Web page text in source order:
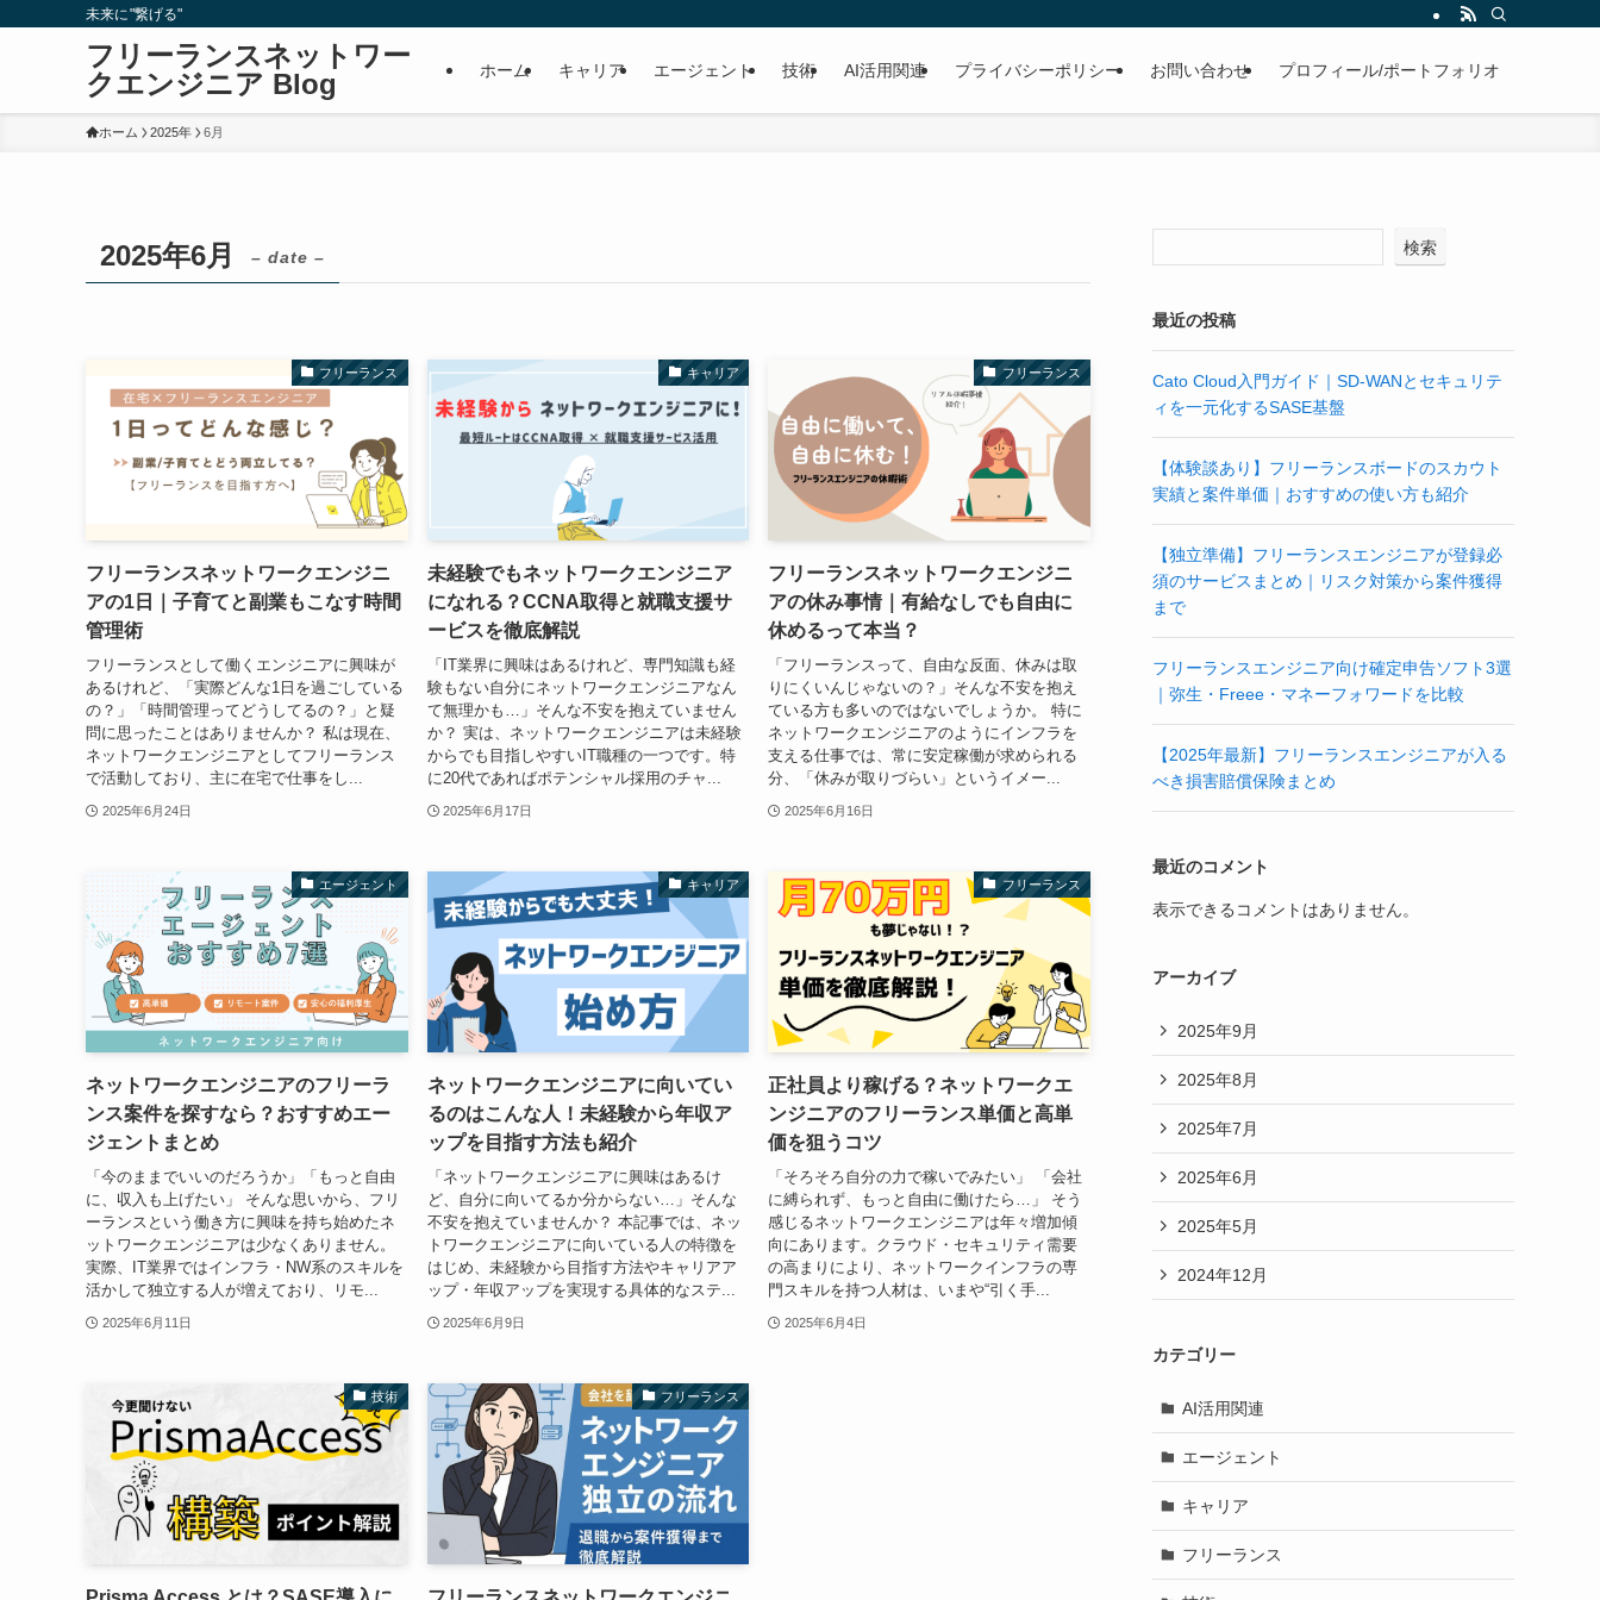
未来に"繋げる"
フリーランスネットワー
クエンジニア Blog
ホーム キャリア エージェント 技術 AI活用関連 プライバシーポリシー お問い合わせ プロフィール/ポートフォリオ
ホーム 2025年 6月
2025年6月 – date –
フリーランス
フリーランスネットワークエンジニ
アの1日｜子育てと副業もこなす時間
管理術
フリーランスとして働くエンジニアに興味が
あるけれど、「実際どんな1日を過ごしている
の？」「時間管理ってどうしてるの？」と疑
問に思ったことはありませんか？ 私は現在、
ネットワークエンジニアとしてフリーランス
で活動しており、主に在宅で仕事をし...
2025年6月24日
キャリア
未経験でもネットワークエンジニア
になれる？CCNA取得と就職支援サ
ービスを徹底解説
「IT業界に興味はあるけれど、専門知識も経
験もない自分にネットワークエンジニアなん
て無理かも…」そんな不安を抱えていません
か？ 実は、ネットワークエンジニアは未経験
からでも目指しやすいIT職種の一つです。特
に20代であればポテンシャル採用のチャ...
2025年6月17日
フリーランス
フリーランスネットワークエンジニ
アの休み事情｜有給なしでも自由に
休めるって本当？
「フリーランスって、自由な反面、休みは取
りにくいんじゃないの？」そんな不安を抱え
ている方も多いのではないでしょうか。 特に
ネットワークエンジニアのようにインフラを
支える仕事では、常に安定稼働が求められる
分、「休みが取りづらい」というイメー...
2025年6月16日
エージェント
ネットワークエンジニアのフリーラ
ンス案件を探すなら？おすすめエー
ジェントまとめ
「今のままでいいのだろうか」「もっと自由
に、収入も上げたい」 そんな思いから、フリ
ーランスという働き方に興味を持ち始めたネ
ットワークエンジニアは少なくありません。
実際、IT業界ではインフラ・NW系のスキルを
活かして独立する人が増えており、リモ...
2025年6月11日
キャリア
ネットワークエンジニアに向いてい
るのはこんな人！未経験から年収ア
ップを目指す方法も紹介
「ネットワークエンジニアに興味はあるけ
ど、自分に向いてるか分からない…」そんな
不安を抱えていませんか？ 本記事では、ネッ
トワークエンジニアに向いている人の特徴を
はじめ、未経験から目指す方法やキャリアア
ップ・年収アップを実現する具体的なステ...
2025年6月9日
フリーランス
正社員より稼げる？ネットワークエ
ンジニアのフリーランス単価と高単
価を狙うコツ
「そろそろ自分の力で稼いでみたい」 「会社
に縛られず、もっと自由に働けたら…」 そう
感じるネットワークエンジニアは年々増加傾
向にあります。クラウド・セキュリティ需要
の高まりにより、ネットワークインフラの専
門スキルを持つ人材は、いまや“引く手...
2025年6月4日
技術 フリーランス
検索
最近の投稿
Cato Cloud入門ガイド｜SD-WANとセキュリテ
ィを一元化するSASE基盤
【体験談あり】フリーランスボードのスカウト
実績と案件単価｜おすすめの使い方も紹介
【独立準備】フリーランスエンジニアが登録必
須のサービスまとめ｜リスク対策から案件獲得
まで
フリーランスエンジニア向け確定申告ソフト3選
｜弥生・Freee・マネーフォワードを比較
【2025年最新】フリーランスエンジニアが入る
べき損害賠償保険まとめ
最近のコメント
表示できるコメントはありません。
アーカイブ
2025年9月
2025年8月
2025年7月
2025年6月
2025年5月
2024年12月
カテゴリー
AI活用関連
エージェント
キャリア
フリーランス